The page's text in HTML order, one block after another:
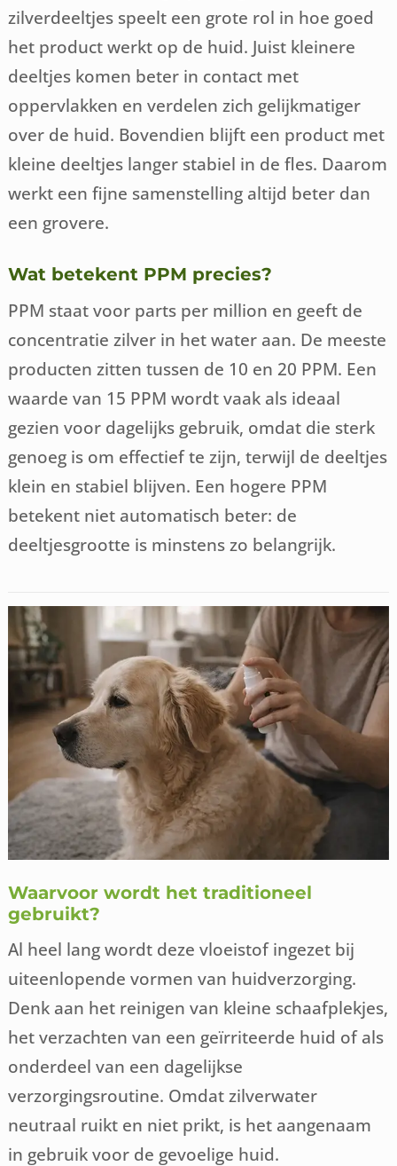
zilverdeeltjes speelt een grote rol in hoe goed
het product werkt op de huid. Juist kleinere
deeltjes komen beter in contact met
oppervlakken en verdelen zich gelijkmatiger
over de huid. Bovendien blijft een product met
kleine deeltjes langer stabiel in de fles. Daarom
werkt een fijne samenstelling altijd beter dan
een grovere.
Wat betekent PPM precies?
PPM staat voor parts per million en geeft de
concentratie zilver in het water aan. De meeste
producten zitten tussen de 10 en 20 PPM. Een
waarde van 15 PPM wordt vaak als ideaal
gezien voor dagelijks gebruik, omdat die sterk
genoeg is om effectief te zijn, terwijl de deeltjes
klein en stabiel blijven. Een hogere PPM
betekent niet automatisch beter: de
deeltjesgrootte is minstens zo belangrijk.
Waarvoor wordt het traditioneel
gebruikt?
Al heel lang wordt deze vloeistof ingezet bij
uiteenlopende vormen van huidverzorging.
Denk aan het reinigen van kleine schaafplekjes,
het verzachten van een geïrriteerde huid of als
onderdeel van een dagelijkse
verzorgingsroutine. Omdat zilverwater
neutraal ruikt en niet prikt, is het aangenaam
in gebruik voor de gevoelige huid.